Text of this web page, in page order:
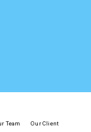
Team Our Client